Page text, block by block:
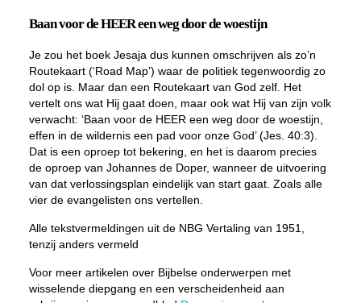
Baan voor de HEER een weg door de woestijn
Je zou het boek Jesaja dus kunnen omschrijven als zo’n
Routekaart (‘Road Map’) waar de politiek tegenwoordig zo
dol op is. Maar dan een Routekaart van God zelf. Het
vertelt ons wat Hij gaat doen, maar ook wat Hij van zijn volk
verwacht: ‘Baan voor de HEER een weg door de woestijn,
effen in de wildernis een pad voor onze God’ (Jes. 40:3).
Dat is een oproep tot bekering, en het is daarom precies
de oproep van Johannes de Doper, wanneer de uitvoering
van dat verlossingsplan eindelijk van start gaat. Zoals alle
vier de evangelisten ons vertellen.
Alle tekstvermeldingen uit de NBG Vertaling van 1951,
tenzij anders vermeld
Voor meer artikelen over Bijbelse onderwerpen met
wisselende diepgang en een verscheidenheid aan